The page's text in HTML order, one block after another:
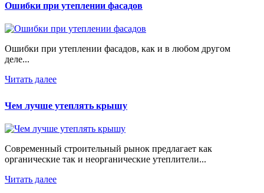
Ошибки при утеплении фасадов
Ошибки при утеплении фасадов, как и в любом другом
деле...
Читать далее
Чем лучше утеплять крышу
Современный строительный рынок предлагает как
органические так и неорганические утеплители...
Читать далее